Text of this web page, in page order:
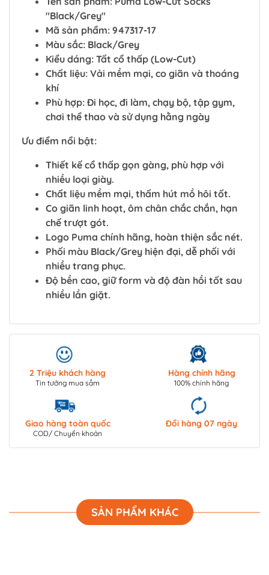
"Black/Grey"
Mã sản phẩm: 947317-17
Màu sắc: Black/Grey
Kiểu dáng: Tất cổ thấp (Low-Cut)
Chất liệu: Vải mềm mại, co giãn và thoáng
khí
Phù hợp: Đi học, đi làm, chạy bộ, tập gym,
chơi thể thao và sử dụng hằng ngày
Ưu điểm nổi bật:
Thiết kế cổ thấp gọn gàng, phù hợp với
nhiều loại giày.
Chất liệu mềm mại, thấm hút mồ hôi tốt.
Co giãn linh hoạt, ôm chân chắc chắn, hạn
chế trượt gót.
Logo Puma chính hãng, hoàn thiện sắc nét.
Phối màu Black/Grey hiện đại, dễ phối với
nhiều trang phục.
Độ bền cao, giữ form và độ đàn hồi tốt sau
nhiều lần giặt.
2 Triệu khách hàng
Tin tưởng mua sắm
Hàng chính hãng
100% chính hãng
Giao hàng toàn quốc
COD/ Chuyển khoản
Đổi hàng 07 ngày
SẢN PHẨM KHÁC